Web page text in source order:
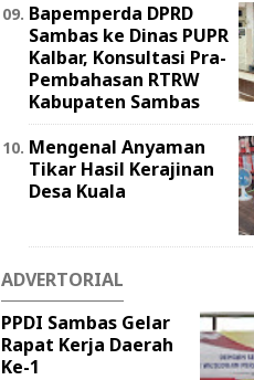
Bapemperda DPRD
Sambas ke Dinas PUPR
Kalbar, Konsultasi Pra-
Pembahasan RTRW
Kabupaten Sambas
Mengenal Anyaman
Tikar Hasil Kerajinan
Desa Kuala
ADVERTORIAL
PPDI Sambas Gelar
Rapat Kerja Daerah
Ke-1